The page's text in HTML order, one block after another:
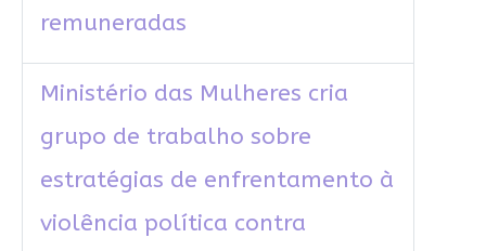
remuneradas
Ministério das Mulheres cria
grupo de trabalho sobre
estratégias de enfrentamento à
violência política contra